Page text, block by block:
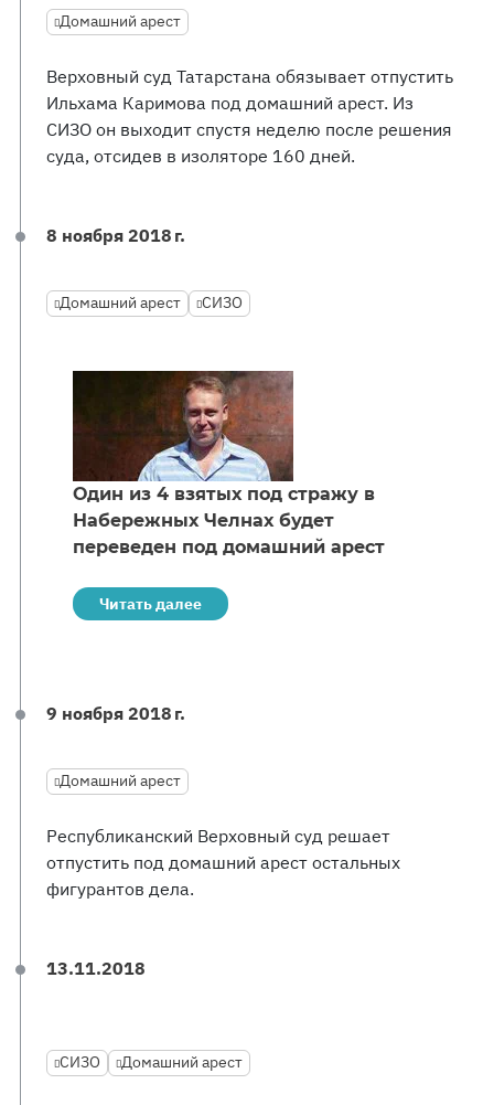
Домашний арест
Верховный суд Татарстана обязывает отпустить
Ильхама Каримова под домашний арест. Из
СИЗО он выходит спустя неделю после решения
суда, отсидев в изоляторе 160 дней.
8 ноября 2018 г.
Домашний арест СИЗО
Один из 4 взятых под стражу в
Набережных Челнах будет
переведен под домашний арест
Читать далее
9 ноября 2018 г.
Домашний арест
Республиканский Верховный суд решает
отпустить под домашний арест остальных
фигурантов дела.
13.11.2018
СИЗО Домашний арест